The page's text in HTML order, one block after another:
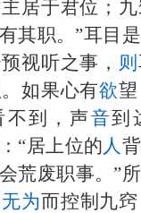
居于君位；九
其职。”耳目
视听之事， 则
如果心有欲望
不到，声音到
“居上位的 人 背
荒废职事。”
无为 而控制九